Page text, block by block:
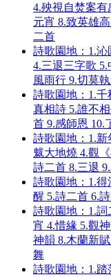
4.殃視自焚案有
元宵 8.致英雄
二首
詩歌園地：1.
4.三退三字歌
風雨行 9.切莫
詩歌園地：1.千
真相詩 5.誰不
首 9.感師恩 10.
詩歌園地：1.新
魃大地燒 4.觀
詩二首 8.三退
詩歌園地：1.得
醒 5.詩二首 6.
詩歌園地：1.詞
宵 4.惜緣 5.觀
神韻 8.木蘭新
舞
詩歌園地：1.踏